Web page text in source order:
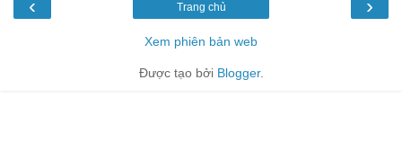
‹ ›
Trang chủ
Xem phiên bản web
Được tạo bởi Blogger.